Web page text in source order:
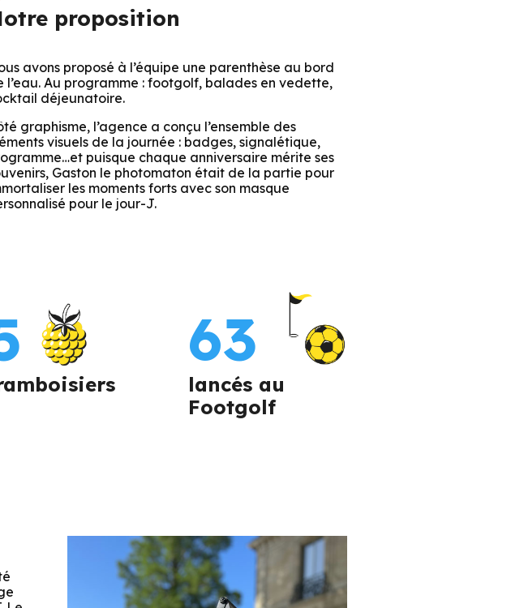
proposition
avons proposé à l’équipe une parenthèse au bord
l’eau. Au programme : footgolf, balades en vedette,
déjeunatoire.
graphisme, l’agence a conçu l’ensemble des
visuels de la journée : badges, signalétique,
puisque chaque anniversaire mérite ses
Gaston le photomaton était de la partie pour
les moments forts avec son masque
pour le jour-J.
63
lancés au
Footgolf